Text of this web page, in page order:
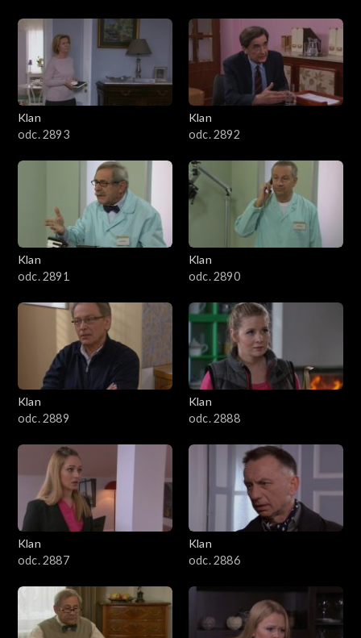
3601–3700
3501–3600
3401–3500
3101–3200
3001–3100
2901–3000
2801–2900
2701–2800
2501–2600
2401–2500
2301–2400
2201–2300
2101–2200
Klan
odc. 2893
Klan
odc. 2892
Klan
odc. 2891
Klan
odc. 2890
Klan
odc. 2889
Klan
odc. 2888
Klan
odc. 2887
Klan
odc. 2886